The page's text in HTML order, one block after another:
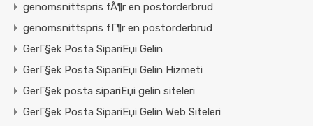
genomsnittspris fÃ¶r en postorderbrud
genomsnittspris fГ¶r en postorderbrud
GerГ§ek Posta SipariЕџi Gelin
GerГ§ek Posta SipariЕџi Gelin Hizmeti
GerГ§ek posta sipariЕџi gelin siteleri
GerГ§ek Posta SipariЕџi Gelin Web Siteleri